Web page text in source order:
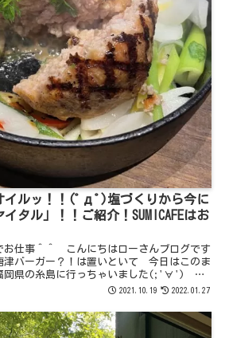
イルッ！！(ﾟдﾟ)塩づくりから今に
タル」！！ご紹介！SUMICAFEはお
お仕事＾＾ こんにちはローさんブログです
津バーガー？！は置いといて 今日はこのま
福岡県の糸島に行っちゃいました(;'∀')
そう 人気和食店 「イタル」へ...
2021.10.19 2022.01.27